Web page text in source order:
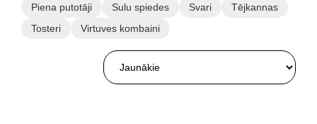
Piena putotāji
Sulu spiedes Svari
Tējkannas
Tosteri
Virtuves kombaini